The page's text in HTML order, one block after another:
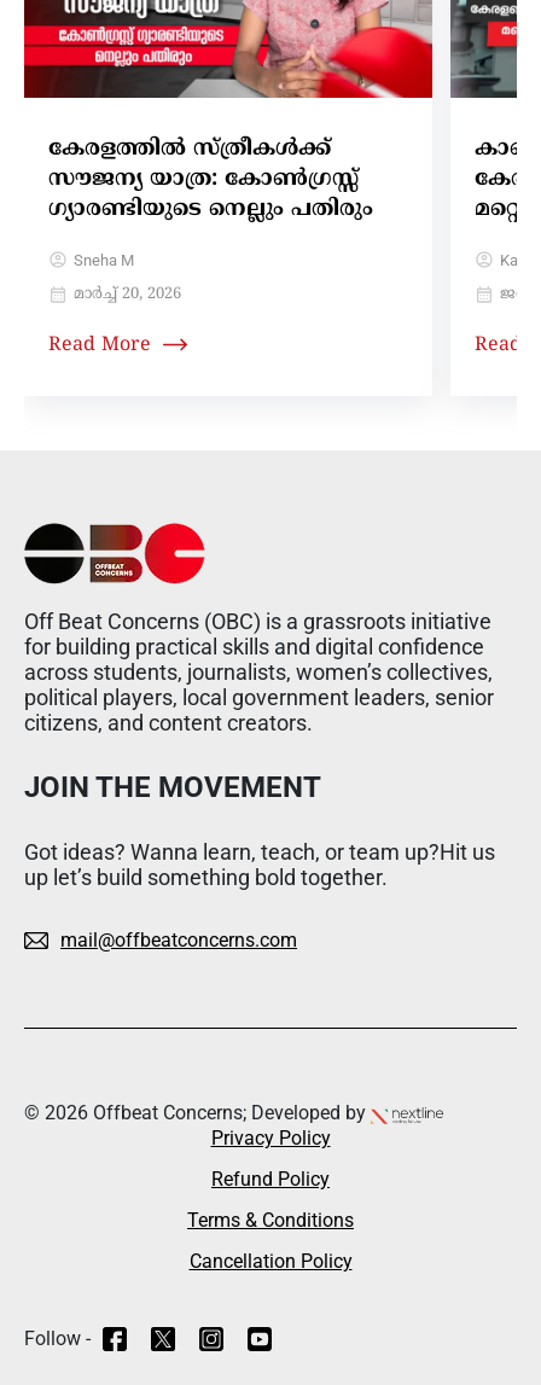
കേരളത്തിൽ സ്ത്രീകൾക്ക്
സൗജന്യ യാത്ര: കോൺഗ്രസ്സ്
ഗ്യാരണ്ടിയുടെ നെല്ലും പതിരും
Sneha M
മാർച്ച്‌ 20, 2026
Read More Read
Off Beat Concerns (OBC) is a grassroots initiative
for building practical skills and digital confidence
across students, journalists, women’s collectives,
political players, local government leaders, senior
citizens, and content creators.
JOIN THE MOVEMENT
Got ideas? Wanna learn, teach, or team up?Hit us
up let’s build something bold together.
mail@offbeatconcerns.com
© 2026 Offbeat Concerns; Developed by
Privacy Policy
Refund Policy
Terms & Conditions
Cancellation Policy
Follow -